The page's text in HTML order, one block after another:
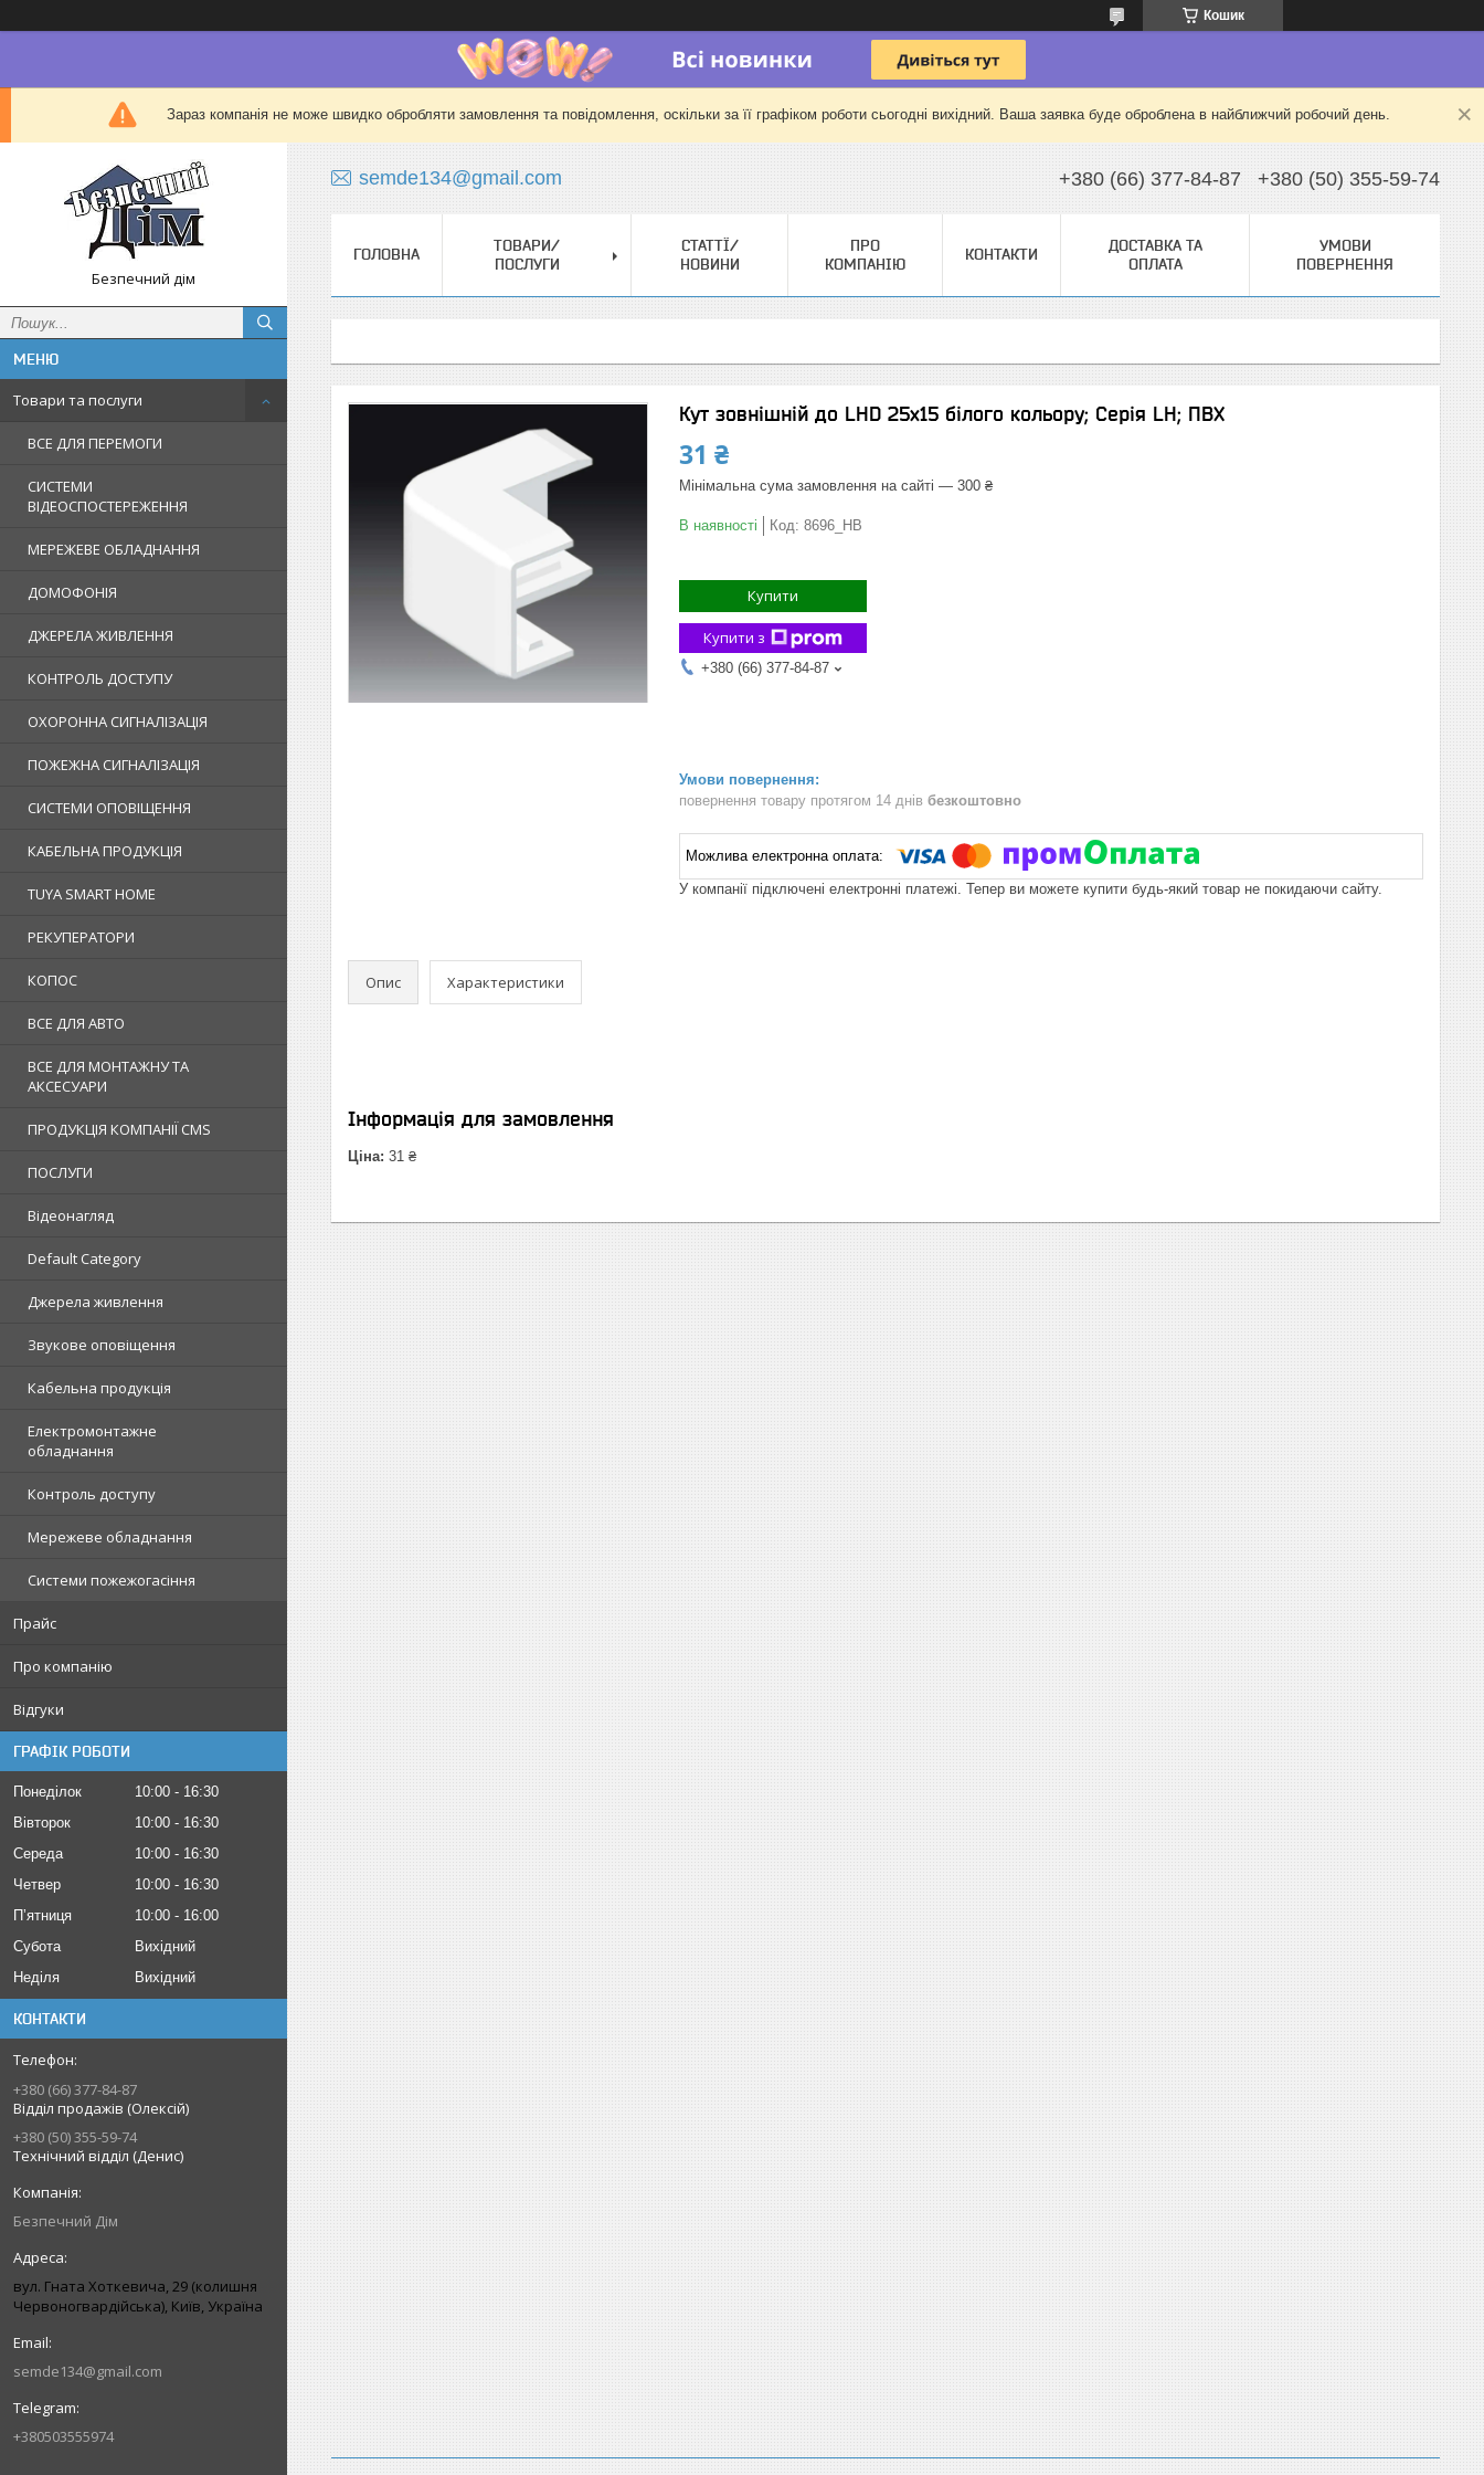
Кошик
Зараз компанія не може швидко обробляти замовлення та повідомлення, оскільки за її графіком роботи сьогодні вихідний. Ваша заявка буде оброблена в найближчий робочий день.
Безпечний дім
Товари та послуги
ВСЕ ДЛЯ ПЕРЕМОГИ
СИСТЕМИ
ВІДЕОСПОСТЕРЕЖЕННЯ
МЕРЕЖЕВЕ ОБЛАДНАННЯ
ДОМОФОНІЯ
ДЖЕРЕЛА ЖИВЛЕННЯ
КОНТРОЛЬ ДОСТУПУ
ОХОРОННА СИГНАЛІЗАЦІЯ
ПОЖЕЖНА СИГНАЛІЗАЦІЯ
СИСТЕМИ ОПОВІЩЕННЯ
КАБЕЛЬНА ПРОДУКЦІЯ
TUYA SMART HOME
РЕКУПЕРАТОРИ
КОПОС
ВСЕ ДЛЯ АВТО
ВСЕ ДЛЯ МОНТАЖНУ ТА
АКСЕСУАРИ
ПРОДУКЦІЯ КОМПАНІЇ CMS
ПОСЛУГИ
Відеонагляд
Default Category
Джерела живлення
Звукове оповіщення
Кабельна продукція
Електромонтажне
обладнання
Контроль доступу
Мережеве обладнання
Системи пожежогасіння
Прайс
Про компанію
Відгуки
ГРАФІК РОБОТИ
Понеділок 10:00
16:30
Вівторок
10:00
16:30
Середа
10:00
16:30
Четвер
10:00
16:30
Пʼятниця
10:00
16:00
Субота
Вихідний
Неділя
Вихідний
КОНТАКТИ
+380 (66) 377-84-87
Відділ продажів (Олексій)
+380 (50) 355-59-74
Технічний відділ (Денис)
Безпечний Дім
вул. Гната Хоткевича, 29 (колишня
Червоногвардійська), Київ, Україна
semde134@gmail.com
+380503555974
semde134@gmail.com +380 (66) 377-84-87 +380 (50) 355-59-74
ГОЛОВНА
ТОВАРИ/
ПОСЛУГИ
СТАТТЇ/
НОВИНИ
ПРО
КОМПАНІЮ
КОНТАКТИ
ДОСТАВКА ТА
ОПЛАТА
УМОВИ
ПОВЕРНЕННЯ
Кут зовнішній до LHD 25х15 білого кольору; Серія LH; ПВХ
31 ₴
Мінімальна сума замовлення на сайті — 300 ₴
В наявності Код: 8696_HB
Купити
Купити з
+380 (66) 377-84-87
повернення товару протягом 14 днів безкоштовно
У компанії підключені електронні платежі. Тепер ви можете купити будь-який товар не покидаючи сайту.
Опис Характеристики
Інформація для замовлення
Ціна: 31 ₴